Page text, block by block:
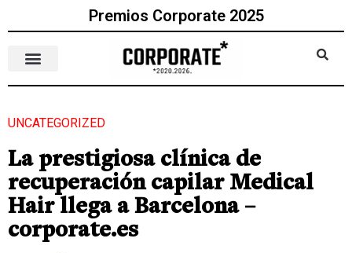
Premios Corporate 2025
UNCATEGORIZED
La prestigiosa clínica de
recuperación capilar Medical
Hair llega a Barcelona –
corporate.es